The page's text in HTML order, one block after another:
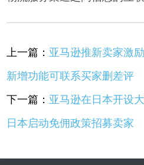
上一篇： 亚马逊推新卖家激
新增功能可联系买家删差评
下一篇： 亚马逊在日本开设
日本启动免佣政策招募卖家